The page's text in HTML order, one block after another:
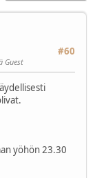
#60
Guest
yöhön 23.30